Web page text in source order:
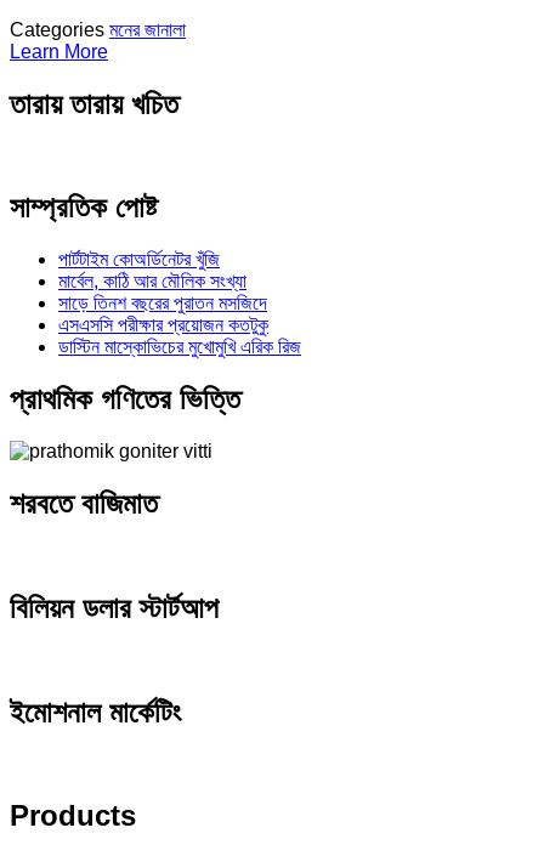
Categories মনের জানালা
Learn More
তারায় তারায় খচিত
সাম্প্রতিক পোষ্ট
পার্টটাইম কোঅর্ডিনেটর খুঁজি
মার্বেল, কাঠি আর মৌলিক সংখ্যা
সাড়ে তিনশ বছরের পুরাতন মসজিদে
এসএসসি পরীক্ষার প্রয়োজন কতটুকু
ডাস্টিন মাস্কোভিচের মুখোমুখি এরিক রিজ
প্রাথমিক গণিতের ভিত্তি
শরবতে বাজিমাত
বিলিয়ন ডলার স্টার্টআপ
ইমোশনাল মার্কেটিং
Products